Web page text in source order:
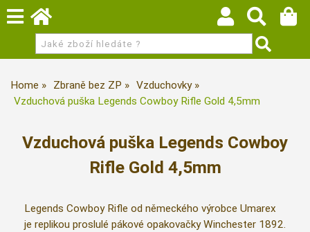
Home Zbraně bez ZP
Vzduchovky
Vzduchová puška Legends Cowboy Rifle Gold 4,5mm
Vzduchová puška Legends Cowboy
Rifle Gold 4,5mm
Legends Cowboy Rifle od německého výrobce Umarex
je replikou proslulé pákové opakovačky Winchester 1892.